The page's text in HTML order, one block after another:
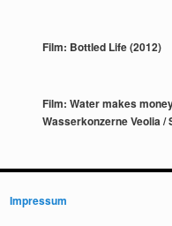
Film: Bottled Life (2012)
Film: Water makes
Wasserkonzerne Veolia /
Impressum